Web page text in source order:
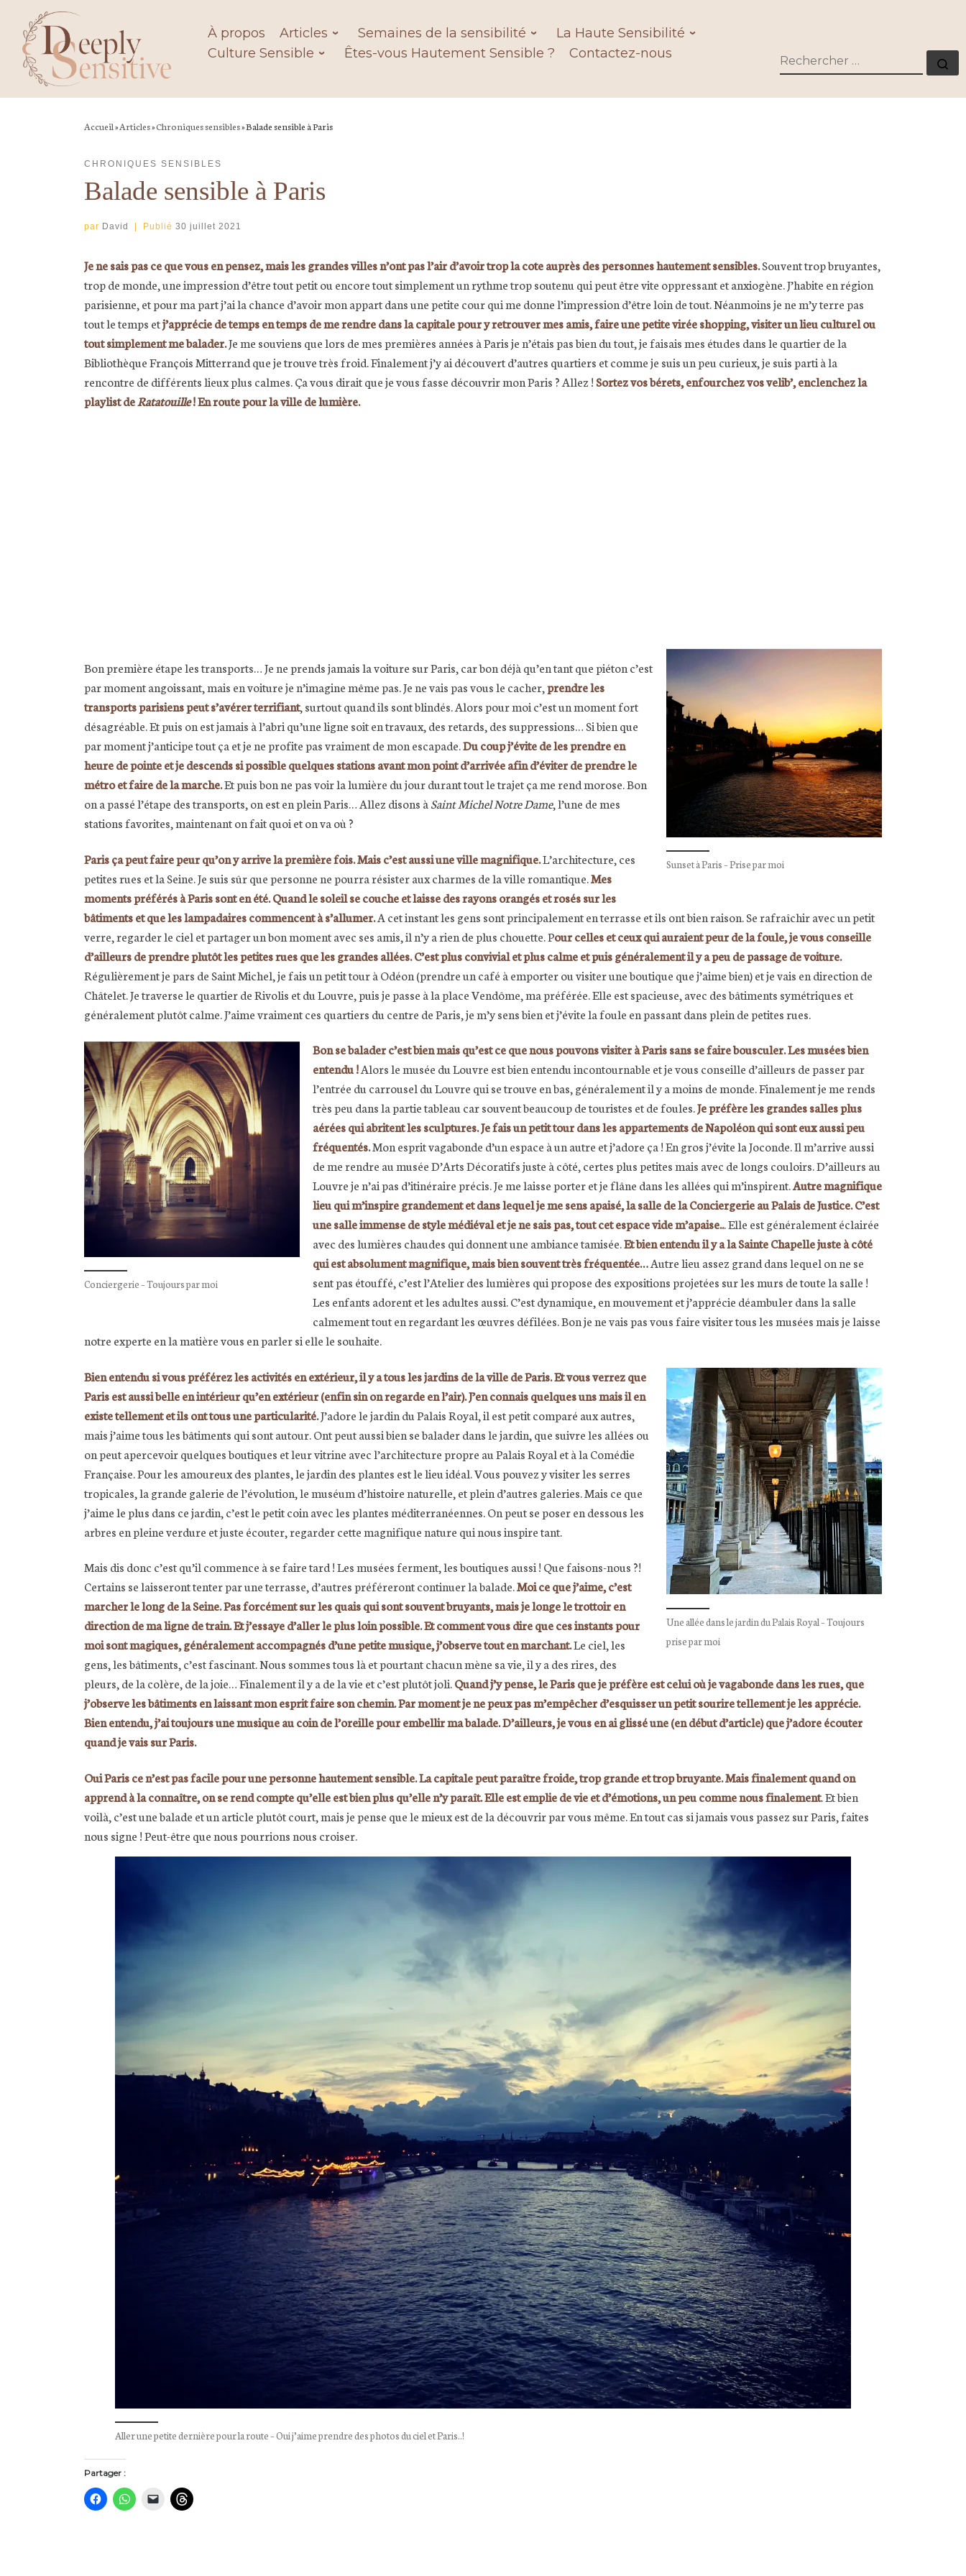
content
À propos Articles Semaines de la sensibilité
La Haute Sensibilité
Culture Sensible
Êtes-vous Hautement Sensible ? Contactez-nous RECHERCHER
Accueil»Articles»Chroniques sensibles»Balade sensible à Paris
CHRONIQUES SENSIBLES
Balade sensible à Paris
par David | Publié 30 juillet 2021
Je ne sais pas ce que vous en pensez, mais les grandes villes n’ont pas l’air d’avoir trop la cote auprès des personnes hautement sensibles.Souvent trop bruyantes,
trop de monde, une impression d’être tout petit ou encore tout simplement un rythme trop soutenu qui peut être vite oppressant et anxiogène. J’habite en région
parisienne, et pour ma part j’ai la chance d’avoir mon appart dans une petite cour qui me donne l’impression d’être loin de tout. Néanmoins je ne m’y terre pas
tout le temps etj’apprécie de temps en temps de me rendre dans la capitale pour y retrouver mes amis, faire une petite virée shopping, visiter un lieu culturel ou
tout simplement me balader.Je me souviens que lors de mes premières années à Paris je n’étais pas bien du tout, je faisais mes études dans le quartier de la
Bibliothèque François Mitterrand que je trouve très froid. Finalement j’y ai découvert d’autres quartiers et comme je suis un peu curieux, je suis parti à la
rencontre de différents lieux plus calmes. Ça vous dirait que je vous fasse découvrir mon Paris ? Allez ! Sortez vos bérets, enfourchez vos velib’, enclenchez la
playlist deRatatouille! En route pour la ville de lumière.
Sunset à Paris – Prise par moi
Bon première étape les transports… Je ne prends jamais la voiture sur Paris, car bon déjà qu’en tant que piéton c’est
par moment angoissant, mais en voiture je n’imagine même pas. Je ne vais pas vous le cacher,prendre les
transports parisiens peut s’avérer terrifiant, surtout quand ils sont blindés. Alors pour moi c’est un moment fort
désagréable. Et puis on est jamais à l’abri qu’une ligne soit en travaux, des retards, des suppressions… Si bien que
par moment j’anticipe tout ça et je ne profite pas vraiment de mon escapade.Du coup j’évite de les prendre en
heure de pointe et je descends si possible quelques stations avant mon point d’arrivée afin d’éviter de prendre le
métro et faire de la marche.Et puis bon ne pas voir la lumière du jour durant tout le trajet ça me rend morose. Bon
on a passé l’étape des transports, on est en plein Paris… Allez disons à Saint Michel Notre Dame, l’une de mes
stations favorites, maintenant on fait quoi et on va où ?
Paris ça peut faire peur qu’on y arrive la première fois. Mais c’est aussi une ville magnifique.L’architecture, ces
petites rues et la Seine. Je suis sûr que personne ne pourra résister aux charmes de la ville romantique.Mes
moments préférés à Paris sont en été. Quand le soleil se couche et laisse des rayons orangés et rosés sur les
bâtiments et que les lampadaires commencent à s’allumer.A cet instant les gens sont principalement en terrasse et ils ont bien raison. Se rafraîchir avec un petit
verre, regarder le ciel et partager un bon moment avec ses amis, il n’y a rien de plus chouette. Pour celles et ceux qui auraient peur de la foule, je vous conseille
d’ailleurs de prendre plutôt les petites rues que les grandes allées. C’est plus convivial et plus calme et puis généralement il y a peu de passage de voiture.
Régulièrement je pars de Saint Michel, je fais un petit tour à Odéon (prendre un café à emporter ou visiter une boutique que j’aime bien) et je vais en direction de
Châtelet. Je traverse le quartier de Rivolis et du Louvre, puis je passe à la place Vendôme, ma préférée. Elle est spacieuse, avec des bâtiments symétriques et
généralement plutôt calme. J’aime vraiment ces quartiers du centre de Paris, je m’y sens bien et j’évite la foule en passant dans plein de petites rues.
Conciergerie – Toujours par moi
Bon se balader c’est bien mais qu’est ce que nous pouvons visiter à Paris sans se faire bousculer. Les musées bien
entendu !Alors le musée du Louvre est bien entendu incontournable et je vous conseille d’ailleurs de passer par
l’entrée du carrousel du Louvre qui se trouve en bas, généralement il y a moins de monde. Finalement je me rends
très peu dans la partie tableau car souvent beaucoup de touristes et de foules.Je préfère les grandes salles plus
aérées qui abritent les sculptures. Je fais un petit tour dans les appartements de Napoléon qui sont eux aussi peu
fréquentés.Mon esprit vagabonde d’un espace à un autre et j’adore ça ! En gros j’évite la Joconde. Il m’arrive aussi
de me rendre au musée D’Arts Décoratifs juste à côté, certes plus petites mais avec de longs couloirs. D’ailleurs au
Louvre je n’ai pas d’itinéraire précis. Je me laisse porter et je flâne dans les allées qui m’inspirent.Autre magnifique
lieu qui m’inspire grandement et dans lequel je me sens apaisé, la salle de la Conciergerie au Palais de Justice. C’est
une salle immense de style médiéval et je ne sais pas, tout cet espace vide m’apaise... Elle est généralement éclairée
avec des lumières chaudes qui donnent une ambiance tamisée.Et bien entendu il y a la Sainte Chapelle juste à côté
qui est absolument magnifique, mais bien souvent très fréquentée…Autre lieu assez grand dans lequel on ne se
sent pas étouffé, c’est l’Atelier des lumières qui propose des expositions projetées sur les murs de toute la salle !
Les enfants adorent et les adultes aussi. C’est dynamique, en mouvement et j’apprécie déambuler dans la salle
calmement tout en regardant les œuvres défilées. Bon je ne vais pas vous faire visiter tous les musées mais je laisse
notre experte en la matière vous en parler si elle le souhaite.
Une allée dans le jardin du Palais Royal – Toujours
prise par moi
Bien entendu si vous préférez les activités en extérieur, il y a tous les jardins de la ville de Paris. Et vous verrez que
Paris est aussi belle en intérieur qu’en extérieur (enfin sin on regarde en l’air). J’en connais quelques uns mais il en
existe tellement et ils ont tous une particularité.J’adore le jardin du Palais Royal, il est petit comparé aux autres,
mais j’aime tous les bâtiments qui sont autour. Ont peut aussi bien se balader dans le jardin, que suivre les allées ou
on peut apercevoir quelques boutiques et leur vitrine avec l’architecture propre au Palais Royal et à la Comédie
Française. Pour les amoureux des plantes, le jardin des plantes est le lieu idéal. Vous pouvez y visiter les serres
tropicales, la grande galerie de l’évolution, le muséum d’histoire naturelle, et plein d’autres galeries. Mais ce que
j’aime le plus dans ce jardin, c’est le petit coin avec les plantes méditerranéennes. On peut se poser en dessous les
arbres en pleine verdure et juste écouter, regarder cette magnifique nature qui nous inspire tant.
Mais dis donc c’est qu’il commence à se faire tard ! Les musées ferment, les boutiques aussi ! Que faisons-nous ?!
Certains se laisseront tenter par une terrasse, d’autres préféreront continuer la balade.Moi ce que j’aime, c’est
marcher le long de la Seine. Pas forcément sur les quais qui sont souvent bruyants, mais je longe le trottoir en
direction de ma ligne de train. Et j’essaye d’aller le plus loin possible. Et comment vous dire que ces instants pour
moi sont magiques, généralement accompagnés d’une petite musique, j’observe tout en marchant.Le ciel, les
gens, les bâtiments, c’est fascinant. Nous sommes tous là et pourtant chacun mène sa vie, il y a des rires, des
pleurs, de la colère, de la joie… Finalement il y a de la vie et c’est plutôt joli.Quand j’y pense, le Paris que je préfère est celui où je vagabonde dans les rues, que
j’observe les bâtiments en laissant mon esprit faire son chemin. Par moment je ne peux pas m’empêcher d’esquisser un petit sourire tellement je les apprécie.
Bien entendu, j’ai toujours une musique au coin de l’oreille pour embellir ma balade. D’ailleurs, je vous en ai glissé une (en début d’article) que j’adore écouter
quand je vais sur Paris.
Oui Paris ce n’est pas facile pour une personne hautement sensible. La capitale peut paraître froide, trop grande et trop bruyante. Mais finalement quand on
apprend à la connaître, on se rend compte qu’elle est bien plus qu’elle n’y paraît. Elle est emplie de vie et d’émotions, un peu comme nous finalement. Et bien
voilà, c’est une balade et un article plutôt court, mais je pense que le mieux est de la découvrir par vous même. En tout cas si jamais vous passez sur Paris, faites
nous signe ! Peut-être que nous pourrions nous croiser.
Aller une petite dernière pour la route – Oui j’aime prendre des photos du ciel et Paris..!
Partager :